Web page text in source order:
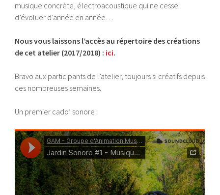
musique concrète, électroacoustique qui ne cesse
d’évoluer d’année en année…
Nous vous laissons l’accès au répertoire des créations
de cet atelier (2017/2018) : ici.
Bravo aux participants de l’atelier, toujours si créatifs depuis
ces nombreuses semaines.
Un premier cado’ sonore :